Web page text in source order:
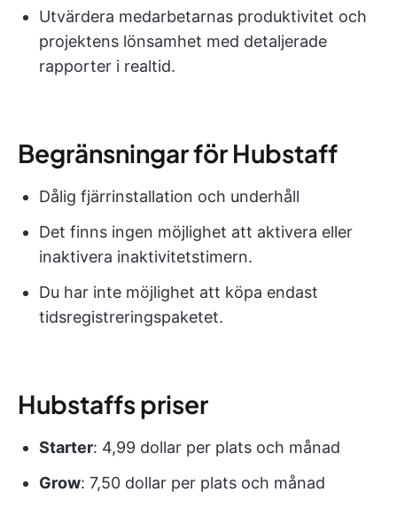
Utvärdera medarbetarnas produktivitet och
projektens lönsamhet med detaljerade
rapporter i realtid.
Begränsningar för Hubstaff
Dålig fjärrinstallation och underhåll
Det finns ingen möjlighet att aktivera eller
inaktivera inaktivitetstimern.
Du har inte möjlighet att köpa endast
tidsregistreringspaketet.
Hubstaffs priser
Starter: 4,99 dollar per plats och månad
Grow: 7,50 dollar per plats och månad